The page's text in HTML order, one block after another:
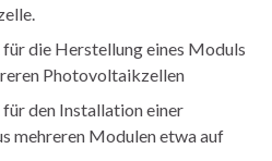
die Herstellung eines Moduls
Photovoltaikzellen
den Installation einer
mehreren Modulen etwa auf